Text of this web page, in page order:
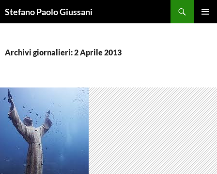
alStefano Paolo Giussani
Archivi giornalieri: 2 Aprile 2013